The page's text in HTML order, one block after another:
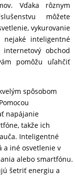
Vďaka rôznym
môžete
vykurovanie
inteligentné
obchod
pomôžu uľahčiť
spôsobom
napájanie
takže ich
Inteligentné
a iné osvetlenie v
alebo smartfónu.
šetriť energiu a